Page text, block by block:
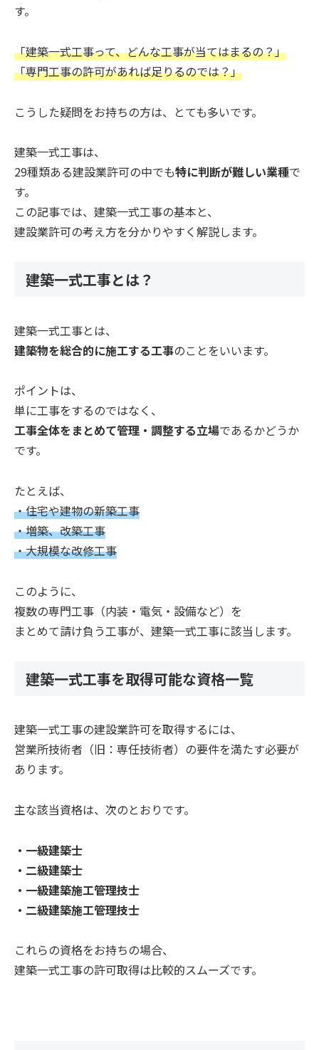
す。
「建築一式工事って、どんな工事が当てはまるの？」
「専門工事の許可があれば足りるのでは？」
こうした疑問をお持ちの方は、とても多いです。
建築一式工事は、
29種類ある建設業許可の中でも特に判断が難しい業種で
す。
この記事では、建築一式工事の基本と、
建設業許可の考え方を分かりやすく解説します。
建築一式工事とは？
建築一式工事とは、
建築物を総合的に施工する工事のことをいいます。
ポイントは、
単に工事をするのではなく、
工事全体をまとめて管理・調整する立場であるかどうか
です。
たとえば、
・住宅や建物の新築工事
・増築、改築工事
・大規模な改修工事
このように、
複数の専門工事（内装・電気・設備など）を
まとめて請け負う工事が、建築一式工事に該当します。
建築一式工事を取得可能な資格一覧
建築一式工事の建設業許可を取得するには、
営業所技術者（旧：専任技術者）の要件を満たす必要が
あります。
主な該当資格は、次のとおりです。
・一級建築士
・二級建築士
・一級建築施工管理技士
・二級建築施工管理技士
これらの資格をお持ちの場合、
建築一式工事の許可取得は比較的スムーズです。